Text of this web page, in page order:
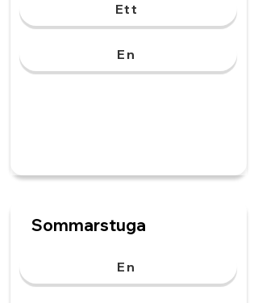
Ett
En
Sommarstuga
En